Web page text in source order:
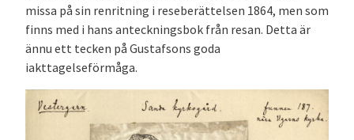
missa på sin renritning i reseberättelsen 1864, men som
finns med i hans anteckningsbok från resan. Detta är
ännu ett tecken på Gustafsons goda
iakttagelseförmåga.